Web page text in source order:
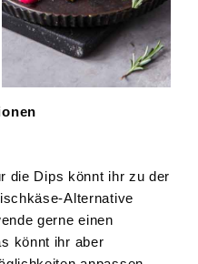
die Dips könnt ihr zu der
Alternative
gerne einen
könnt ihr aber